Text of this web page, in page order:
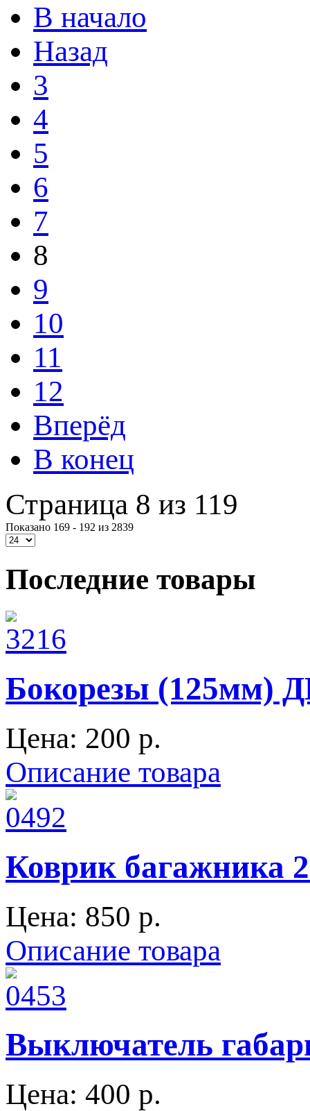
В начало
Назад
3
4
5
6
7
8
9
10
11
12
Вперёд
В конец
Страница 8 из 119
Показано 169 - 192 из 2839
Последние товары
Бокорезы
Цена: 200 p.
Описание товара
Коврик багажника
Цена: 850 p.
Описание товара
Выключатель
Цена: 400 p.